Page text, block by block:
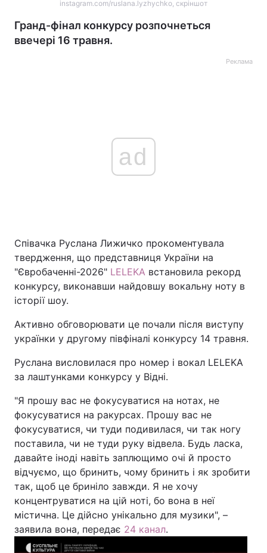
Головна Війна
Україна Політика
Економіка
Спорт Наука
Зброя Інциденти
Здоров'я Туризм
Цікавинки Погода
Екологія Регіони
Лонгріди
Відео з Youtube Статті
Інтерв'ю
instagram.com/ruslana.lyzhychko, скріншот
Гранд-фінал конкурсу розпочнеться
ввечері 16 травня.
Реклама
ad
Співачка Руслана Лижичко прокоментувала
твердження, що представниця України на
"Євробаченні-2026" LELEKA встановила рекорд
конкурсу, виконавши найдовшу вокальну ноту в
історії шоу.
Активно обговорювати це почали після виступу
українки у другому півфіналі конкурсу 14 травня.
Руслана висловилася про номер і вокал LELEKA
за лаштунками конкурсу у Відні.
"Я прошу вас не фокусуватися на нотах, не
фокусуватися на ракурсах. Прошу вас не
фокусуватися, чи туди подивилася, чи так ногу
поставила, чи не туди руку відвела. Будь ласка,
давайте іноді навіть заплющимо очі й просто
відчуємо, що бринить, чому бринить і як зробити
так, щоб це бриніло завжди. Я не хочу
концентруватися на цій ноті, бо вона в неї
містична. Це дійсно унікально для музики", –
заявила вона, передає 24 канал.